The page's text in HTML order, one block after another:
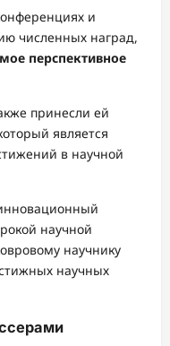
и
численных наград,
перспективное
принесли ей
является
в научной
научной
научнику
научных